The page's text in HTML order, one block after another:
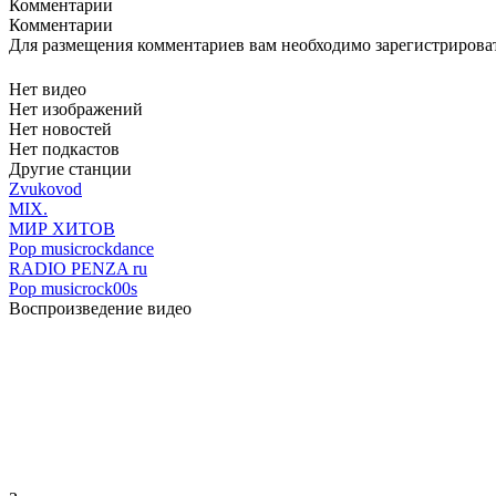
Комментарии
Комментарии
Для размещения комментариев вам необходимо
Нет видео
Нет изображений
Нет новостей
Нет подкастов
Другие станции
Zvukovod
MIX.
МИР ХИТОВ
Pop musicrockdance
RADIO PENZA ru
Pop musicrock00s
Воспроизведение видео